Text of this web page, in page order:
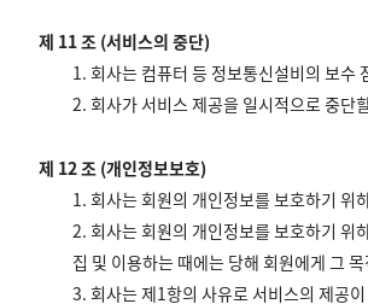
제 11 조 (서비스의 중단)
1. 회사는 컴퓨터 등 정보통신설비의 보수
2. 회사가 서비스 제공을 일시적으로 중단
제 12 조 (개인정보보호)
1. 회사는 회원의 개인정보를 보호하기 위
2. 회사는 회원의 개인정보를 보호하기 위
집 및 이용하는 때에는 당해 회원에게 그
3. 회사는 제1항의 사유로 서비스의 제공